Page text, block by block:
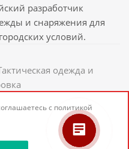
разработчик
и снаряжения для
условий.
одежда и
с политикой